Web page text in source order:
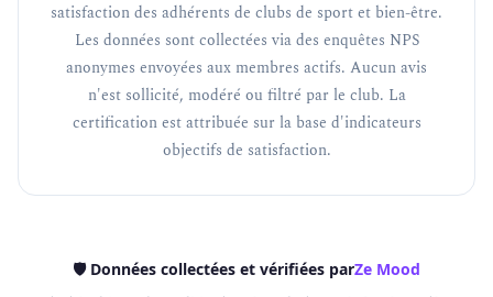
satisfaction des adhérents de clubs de sport et bien-être.
Les données sont collectées via des enquêtes NPS
anonymes envoyées aux membres actifs. Aucun avis
n'est sollicité, modéré ou filtré par le club. La
certification est attribuée sur la base d'indicateurs
objectifs de satisfaction.
🛡️ Données collectées et vérifiées parZe Mood